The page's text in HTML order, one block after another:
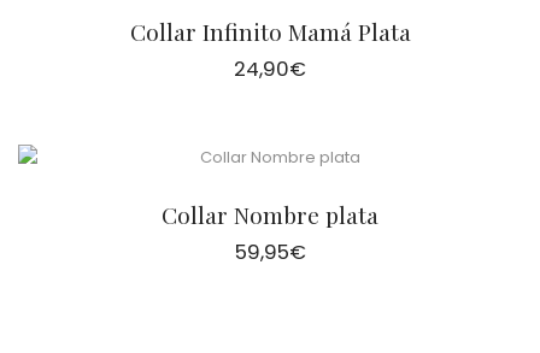
Collar Infinito Mamá Plata
24,90€
Collar Nombre plata
59,95€